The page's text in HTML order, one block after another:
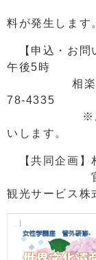
※取り消
料が発生します
【申込・お問
午後5時
相楽東部
78-4335
※お1人に
いします。
【共同企画】
官公庁長
観光サービス